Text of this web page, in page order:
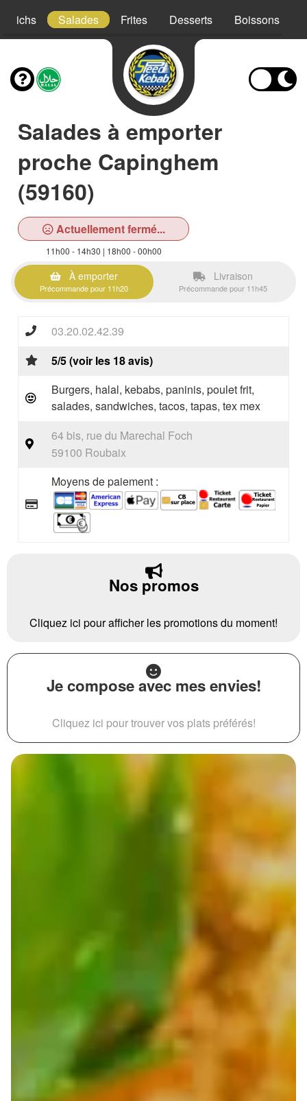
Salades Frites Desserts Boissons
Salades à emporter
proche Capinghem
(59160)
Actuellement fermé...
11h00 - 14h30 | 18h00 - 00h00
À emporter
Précommande pour 11h20
Livraison
Précommande pour 11h45
03.20.02.42.39
5/5 (voir les 18 avis)
Burgers, halal, kebabs, paninis, poulet frit,
salades, sandwiches, tacos, tapas, tex mex
64 bis, rue du Marechal Foch
59100 Roubaix
Moyens de paiement :
Nos promos
Cliquez ici pour afficher les promotions du moment!
Je compose avec mes envies!
Cliquez ici pour trouver vos plats préférés!